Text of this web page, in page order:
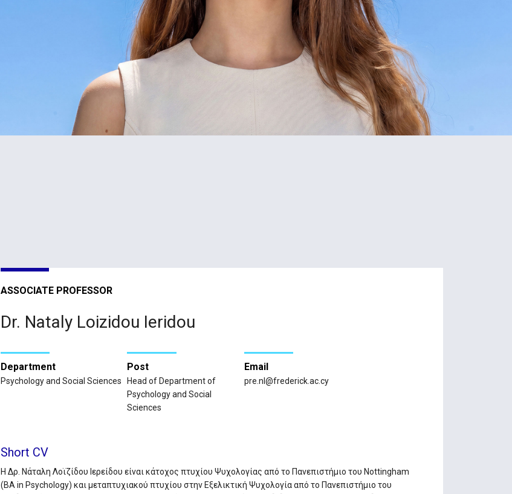
#1
in Cyprus
Sustainability
Ratings 2026
Ratings 2026
5
Schools
ASSOCIATE PROFESSOR
Dr. Nataly Loizidou Ieridou
Department
Psychology and Social Sciences
Post
Head of Department of
Psychology and Social
Sciences
Email
pre.nl@frederick.ac.cy
Short CV
Η Δρ. Νάταλη Λοϊζίδου Ιερείδου είναι κάτοχος πτυχίου Ψυχολογίας από το Πανεπιστήμιο του Nottingham
(BA in Psychology) και μεταπτυχιακού πτυχίου στην Εξελικτική Ψυχολογία από το Πανεπιστήμιο του